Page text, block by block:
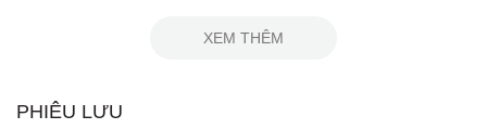
XEM THÊM
PHIÊU LƯU